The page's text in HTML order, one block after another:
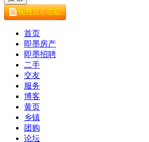
首页
即墨房产
即墨招聘
二手
交友
服务
博客
黄页
乡镇
团购
论坛